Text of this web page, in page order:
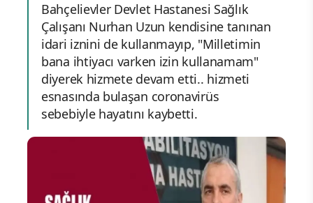
Bahçelievler Devlet Hastanesi Sağlık
Çalışanı Nurhan Uzun kendisine tanınan
idari iznini de kullanmayıp, "Milletimin
bana ihtiyacı varken izin kullanamam"
diyerek hizmete devam etti.. hizmeti
esnasında bulaşan coronavirüs
sebebiyle hayatını kaybetti.